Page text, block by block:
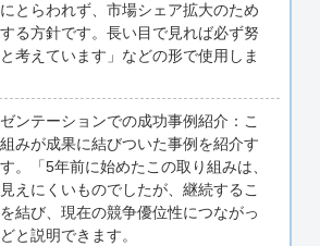
とらわれず、市場シェア拡大のため
る方針です。長い目で見れば必ず努
考えています」などの形で使用しま
ンテーションでの成功事例紹介：こ
みが成果に結びついた事例を紹介す
。「5年前に始めたこの取り組みは、
えにくいものでしたが、継続するこ
結び、現在の競争優位性につながっ
と説明できます。